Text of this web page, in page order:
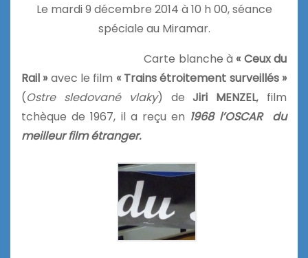
Le mardi 9 décembre 2014 à 10 h 00, séance
spéciale au Miramar.
Carte blanche à« Ceux du
Rail »avec le film « Trains étroitement surveillés »
(Ostre sledované vlaky) deJiri MENZEL, film
tchèque de 1967, il a reçu en 1968 l’OSCAR du
meilleur film étranger.